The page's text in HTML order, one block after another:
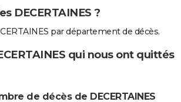
DECERTAINES ?
par département de décès.
qui nous ont quittés
de décès de DECERTAINES